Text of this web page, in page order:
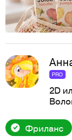
PRO
2D
Фриланс